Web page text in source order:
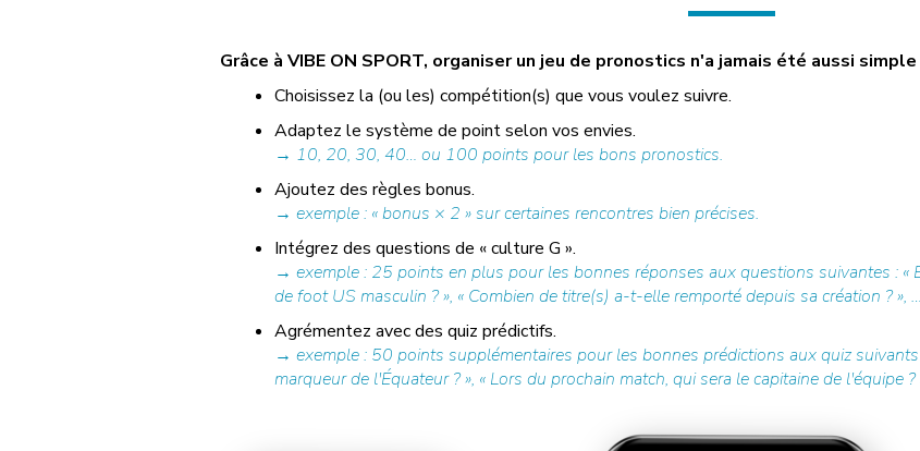
Grâce à VIBE ON SPORT, organiser un jeu de pronostics n'a jamais été aussi
Choisissez la (ou les) compétition(s) que vous voulez suivre.
Adaptez le système de point selon vos envies.
→ 10, 20, 30, 40… ou 100 points pour les bons pronostics.
Ajoutez des règles bonus.
→ exemple : « bonus × 2 » sur certaines rencontres bien précises.
Intégrez des questions de « culture G ».
→ exemple : 25 points en plus pour les bonnes réponses aux questions suivantes : «
de foot US masculin ? », « Combien de titre(s) a-t-elle remporté depuis sa création ? »,
Agrémentez avec des quiz prédictifs.
→ exemple : 50 points supplémentaires pour les bonnes prédictions aux quiz
marqueur de l'Équateur ? », « Lors du prochain match, qui sera le capitaine de l'équipe ?